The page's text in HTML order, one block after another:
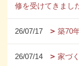
修を受けてきまし
26/07/17 築70
26/07/14
家づ